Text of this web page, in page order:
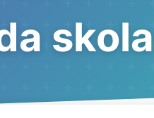
skola